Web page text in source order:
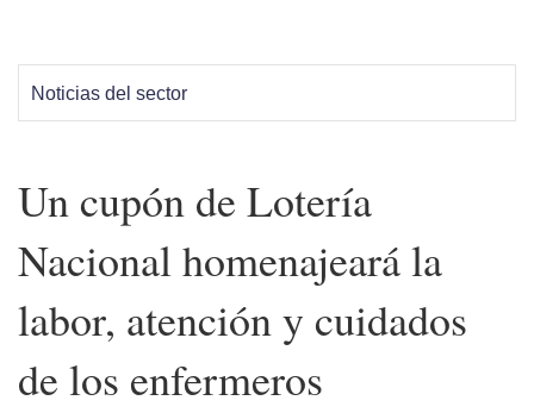
Noticias del sector
Un cupón de Lotería
Nacional homenajeará la
labor, atención y cuidados
de los enfermeros